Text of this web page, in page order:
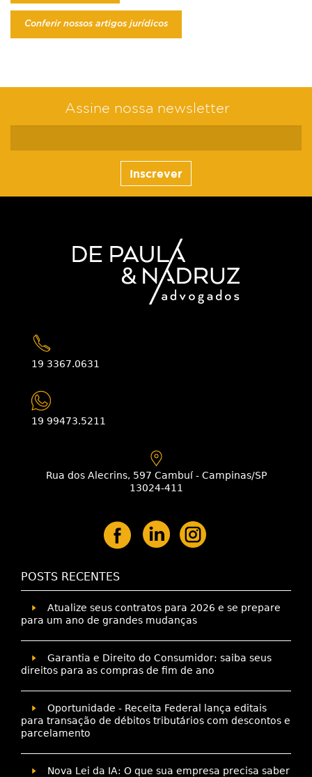
Conferir nossos artigos jurídicos
Assine nossa newsletter
Inscrever
19 3367.0631
19 99473.5211
Rua dos Alecrins, 597 Cambuí - Campinas/SP
13024-411
POSTS RECENTES
Atualize seus contratos para 2026 e se prepare
para um ano de grandes mudanças
Garantia e Direito do Consumidor: saiba seus
direitos para as compras de fim de ano
Oportunidade - Receita Federal lança editais
para transação de débitos tributários com descontos e
parcelamento
Nova Lei da IA: O que sua empresa precisa saber